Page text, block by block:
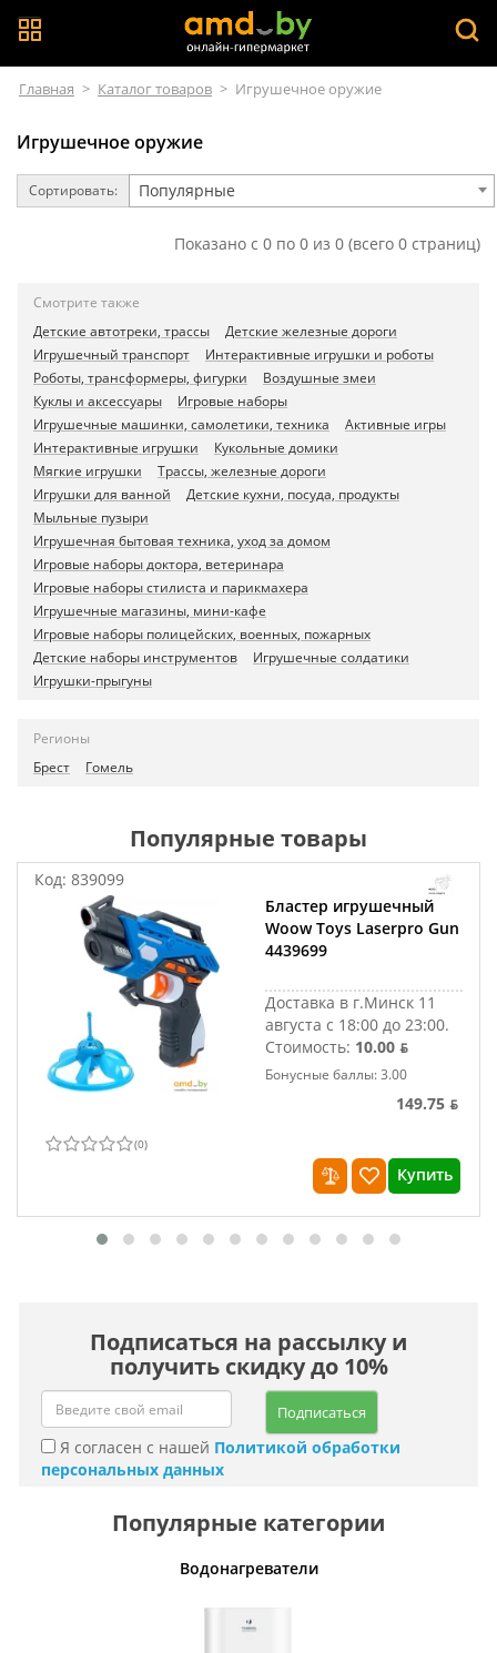
Главная > Каталог товаров > Игрушечное оружие
Игрушечное оружие
Сортировать: Популярные
Показано с 0 по 0 из 0 (всего 0 страниц)
Смотрите также
Детские автотреки, трассы
Детские железные дороги
Игрушечный транспорт
Интерактивные игрушки и роботы
Роботы, трансформеры, фигурки
Воздушные змеи
Куклы и аксессуары
Игровые наборы
Игрушечные машинки, самолетики, техника
Активные игры
Интерактивные игрушки
Кукольные домики
Мягкие игрушки
Трассы, железные дороги
Игрушки для ванной
Детские кухни, посуда, продукты
Мыльные пузыри
Игрушечная бытовая техника, уход за домом
Игровые наборы доктора, ветеринара
Игровые наборы стилиста и парикмахера
Игрушечные магазины, мини-кафе
Игровые наборы полицейских, военных, пожарных
Детские наборы инструментов
Игрушечные солдатики
Игрушки-прыгуны
Регионы
Брест
Гомель
Популярные товары
Код: 839099
Бластер игрушечный
Woow Toys Laserpro Gun
4439699
Доставка в г.Минск 11
августа с 18:00 до 23:00.
Стоимость: 10.00 ƃ
Бонусные баллы: 3.00
149.75 ƃ
(0)
Купить
Подписаться на рассылку и
получить скидку до 10%
Подписаться
Я согласен с нашей Политикой обработки
персональных данных
Популярные категории
Водонагреватели